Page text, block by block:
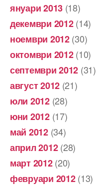
януари 2013 (18)
декември 2012(14)
ноември 2012(30)
октомври 2012(10)
септември 2012 (31)
август 2012 (21)
юли 2012(28)
юни 2012(17)
май 2012(34)
април 2012(28)
март 2012(20)
февруари 2012(13)